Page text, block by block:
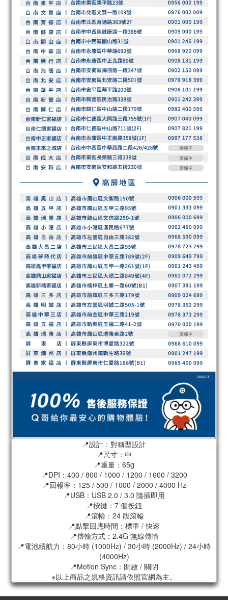
📍設計：對稱型設計
📍尺寸：中
📍重量：65g
📍DPI：400 / 800 / 1000 / 1200 / 1600 / 3200
📍回報率：125 / 500 / 1000 / 2000 / 4000 Hz
📍USB：USB 2.0 / 3.0 隨插即用
📍按鍵：7 個按鈕
📍滾輪：24 段滾輪
📍點擊回應時間：標準 / 快速
📍傳輸方式：2.4G 無線傳輸
📍電池續航力：80小時 (1000Hz) / 30小時 (2000Hz) / 24小時
(4000Hz)
📍Motion Sync：開啟 / 關閉
※以上商品之規格資訊請依照官網為主。